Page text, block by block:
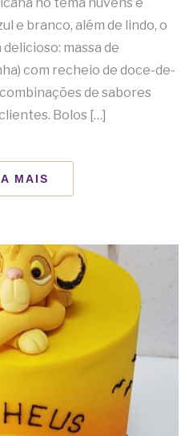
no tema nuvens e
e branco, além de lindo, o
massa de
com recheio de doce-de-
de sabores
Bolos […]
MAIS